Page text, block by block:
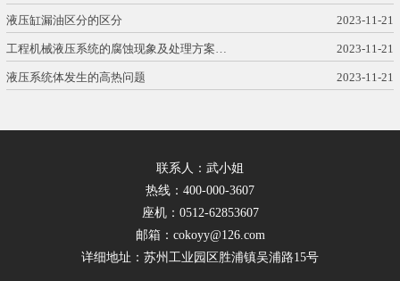
液压缸漏油区分的区分 2023-11-21
工程机械液压系统的腐蚀现象及处理方案… 2023-11-21
液压系统体发生的高热问题 2023-11-21
联系人：武小姐
热线：400-000-3607
座机：0512-62853607
邮箱：cokoyy@126.com
详细地址：苏州工业园区胜浦镇吴浦路15号